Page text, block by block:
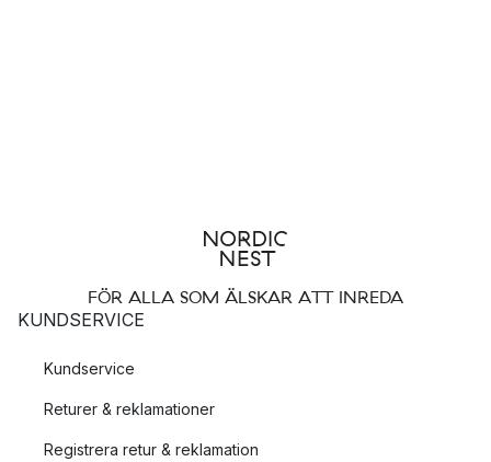
FÖR ALLA SOM ÄLSKAR ATT INREDA
KUNDSERVICE
Kundservice
Returer & reklamationer
Registrera retur & reklamation